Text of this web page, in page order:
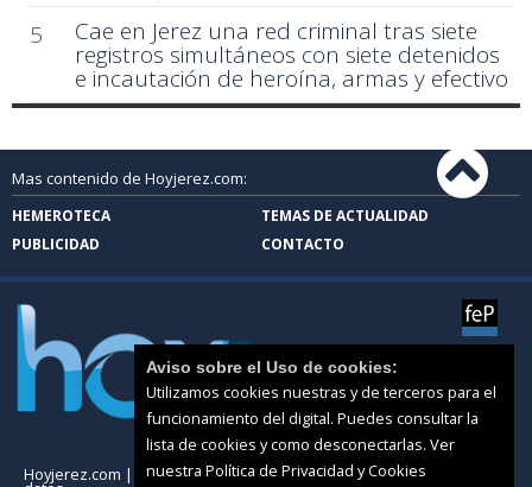
5
Cae en Jerez una red criminal tras siete
registros simultáneos con siete detenidos
e incautación de heroína, armas y efectivo
Mas contenido de Hoyjerez.com:
HEMEROTECA
TEMAS DE ACTUALIDAD
PUBLICIDAD
CONTACTO
Hoyjerez.com | Términos de uso |Protección de
Aviso sobre el Uso de cookies:
Utilizamos cookies nuestras y de terceros para el
funcionamiento del digital. Puedes consultar la
lista de cookies y como desconectarlas. Ver
nuestra Política de Privacidad y Cookies